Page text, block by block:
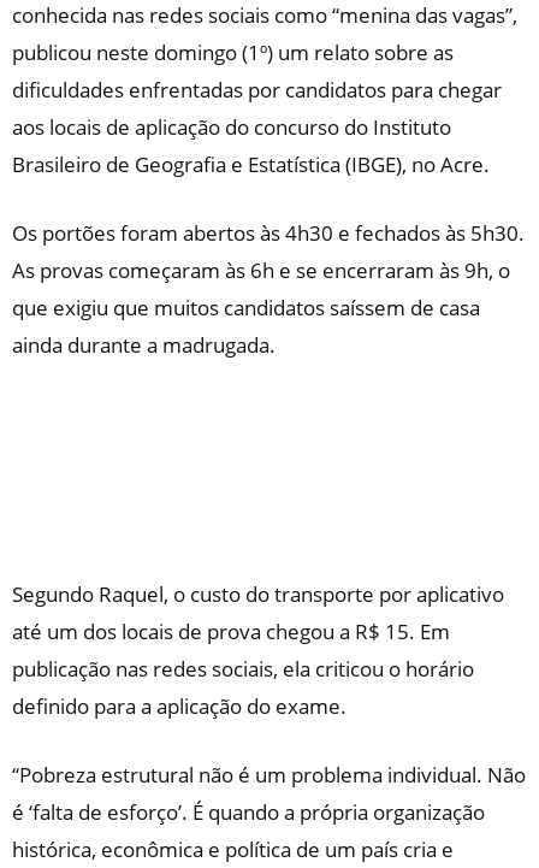
conhecida nas redes sociais como “menina das vagas”,
publicou neste domingo (1º) um relato sobre as
dificuldades enfrentadas por candidatos para chegar
aos locais de aplicação do concurso do Instituto
Brasileiro de Geografia e Estatística (IBGE), no Acre.
Os portões foram abertos às 4h30 e fechados às 5h30.
As provas começaram às 6h e se encerraram às 9h, o
que exigiu que muitos candidatos saíssem de casa
ainda durante a madrugada.
Segundo Raquel, o custo do transporte por aplicativo
até um dos locais de prova chegou a R$ 15. Em
publicação nas redes sociais, ela criticou o horário
definido para a aplicação do exame.
“Pobreza estrutural não é um problema individual. Não
é ‘falta de esforço’. É quando a própria organização
histórica, econômica e política de um país cria e